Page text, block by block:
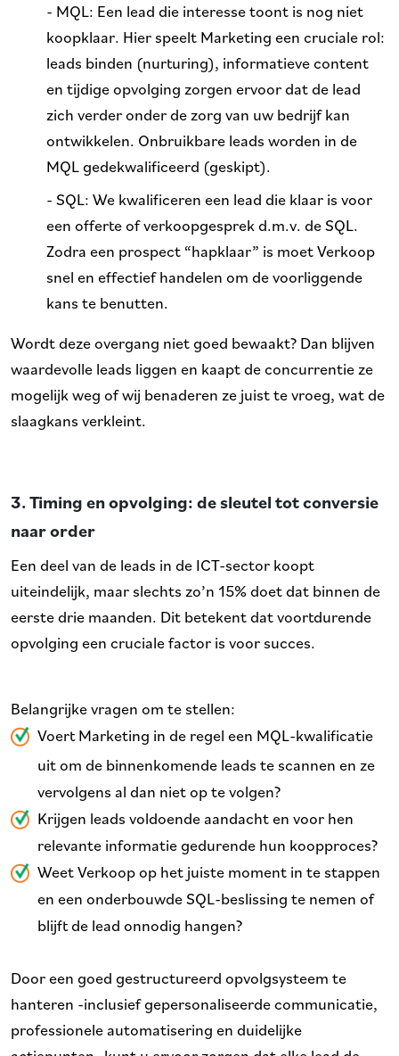
- MQL: Een lead die interesse toont is nog niet
koopklaar. Hier speelt Marketing een cruciale rol:
leads binden (nurturing), informatieve content
en tijdige opvolging zorgen ervoor dat de lead
zich verder onder de zorg van uw bedrijf kan
ontwikkelen. Onbruikbare leads worden in de
MQL gedekwalificeerd (geskipt).
- SQL: We kwalificeren een lead die klaar is voor
een offerte of verkoopgesprek d.m.v. de SQL.
Zodra een prospect “hapklaar” is moet Verkoop
snel en effectief handelen om de voorliggende
kans te benutten.
Wordt deze overgang niet goed bewaakt? Dan blijven
waardevolle leads liggen en kaapt de concurrentie ze
mogelijk weg of wij benaderen ze juist te vroeg, wat de
slaagkans verkleint.
3. Timing en opvolging: de sleutel tot conversie
naar order
Een deel van de leads in de ICT-sector koopt
uiteindelijk, maar slechts zo’n 15% doet dat binnen de
eerste drie maanden. Dit betekent dat voortdurende
opvolging een cruciale factor is voor succes.
Belangrijke vragen om te stellen:
Voert Marketing in de regel een MQL-kwalificatie
uit om de binnenkomende leads te scannen en ze
vervolgens al dan niet op te volgen?
Krijgen leads voldoende aandacht en voor hen
relevante informatie gedurende hun koopproces?
Weet Verkoop op het juiste moment in te stappen
en een onderbouwde SQL-beslissing te nemen of
blijft de lead onnodig hangen?
Door een goed gestructureerd opvolgsysteem te
hanteren -inclusief gepersonaliseerde communicatie,
professionele automatisering en duidelijke